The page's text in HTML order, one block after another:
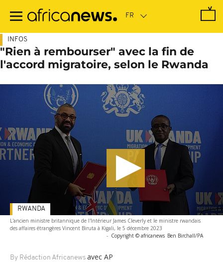
contenu
INFOS
"Rien à rembourser" avec la fin de
l'accord migratoire, selon le Rwanda
L'ancien ministre britannique de l'Intérieur James Cleverly et le ministre rwandais
des affaires étrangères Vincent Biruta à Kigali, le 5 décembre 2023
- Copyright © africanews Ben Birchall/PA
By Rédaction Africanews avec AP
RWANDA